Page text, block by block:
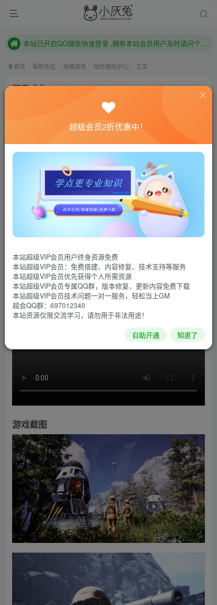
本站已开启QQ微信快速登录 ,拥有本站会员用户及时请问个人中心绑定！
本站已开启QQ微信快速登录 ,拥有本站会员用户及时请问个人中心绑定！
首页 福利专区 电脑游戏 动作冒险(PC) 正文
翼星求生/ICARUS
联网教程： 内附教程
单机教程： 内附教程
不懂的话联系客服！！！
本站的资源转载自国内外各大媒体和网络，仅供试玩体
验。如果您喜欢该游戏内容，请支持正版 →→→正版购买
游戏介绍
《翼星求生ICARUS》是一款与时间赛跑的PvE生存游
出错后蛮荒的外星荒野。尽可能地生存来开采外来物质，然
后返回轨道去研发更先进的科技。
游戏视频
游戏截图
超级会员2折优惠中！
本站超级VIP会员用户终身资源免费
本站超级VIP会员：免费搭建、内容修复、技术支持等服务
本站超级VIP会员优先获得个人所需资源
本站超级VIP会员专属QQ群，版本修复、更新内容免费下载
本站超级VIP会员技术问题一对一服务，轻松当上GM
超会QQ群：697012340
本站资源仅限交流学习，请勿用于非法用途！
自助开通 知道了